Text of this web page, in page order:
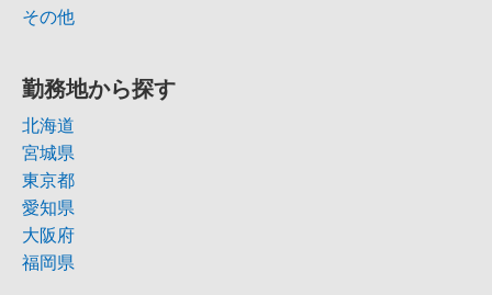
その他
勤務地から探す
北海道
宮城県
東京都
愛知県
大阪府
福岡県